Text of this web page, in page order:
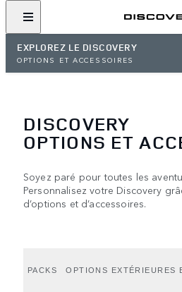
EXPLOREZ LE DISCOVERY
OPTIONS ET ACCESSOIRES
DISCOVERY
OPTIONS ET
Soyez paré pour toutes les
Personnalisez votre Discovery
d’options et d’accessoires.
PACKS OPTIONS EXTÉRIEURES